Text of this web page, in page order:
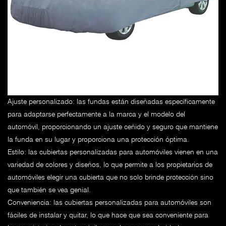
Ajuste personalizado: las fundas están diseñadas específicamente
para adaptarse perfectamente a la marca y el modelo del
automóvil, proporcionando un ajuste ceñido y seguro que mantiene
la funda en su lugar y proporciona una protección óptima.
Estilo: las cubiertas personalizadas para automóviles vienen en una
variedad de colores y diseños, lo que permite a los propietarios de
automóviles elegir una cubierta que no solo brinde protección sino
que también se vea genial.
Conveniencia: las cubiertas personalizadas para automóviles son
fáciles de instalar y quitar, lo que hace que sea conveniente para